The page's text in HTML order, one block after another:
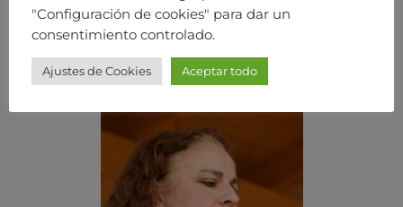
"Configuración de cookies" para dar un
consentimiento controlado.
Ajustes de Cookies Aceptar todo